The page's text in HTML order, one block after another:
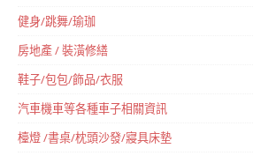
健身/跳舞/瑜珈
房地產 / 裝潢修繕
鞋子/包包/飾品/衣服
汽車機車等各種車子相關資訊
檯燈 /書桌/枕頭沙發/寢具床墊